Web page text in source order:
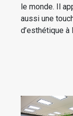
le monde. Il
aussi une
d’esthétique à